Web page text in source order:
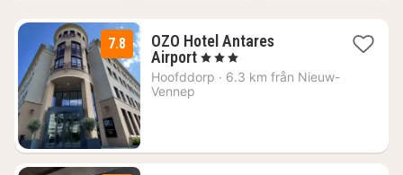
7.8
OZO Hotel Antares
Airport1
natt
från
, 3 Stjärnor
Hoofddorp · 6.3 km från Nieuw-
Vennep